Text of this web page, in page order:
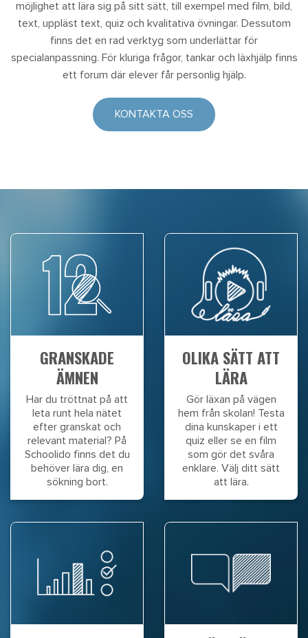
möjlighet att lära sig på sitt sätt, till exempel med film, bild,
text, uppläst text, quiz och kvalitativa övningar. Dessutom
finns det en rad verktyg som underlättar för
specialanpassning. För kluriga frågor, tankar och läxhjälp finns
ett forum där elever får personlig hjälp.
KONTAKTA OSS
GRANSKADE
ÄMNEN
Har du tröttnat på att
leta runt hela nätet
efter granskat och
relevant material? På
Schoolido finns det du
behöver lära dig, en
sökning bort.
OLIKA SÄTT ATT
LÄRA
Gör läxan på vägen
hem från skolan! Testa
dina kunskaper i ett
quiz eller se en film
som gör det svåra
enklare. Välj ditt sätt
att lära.